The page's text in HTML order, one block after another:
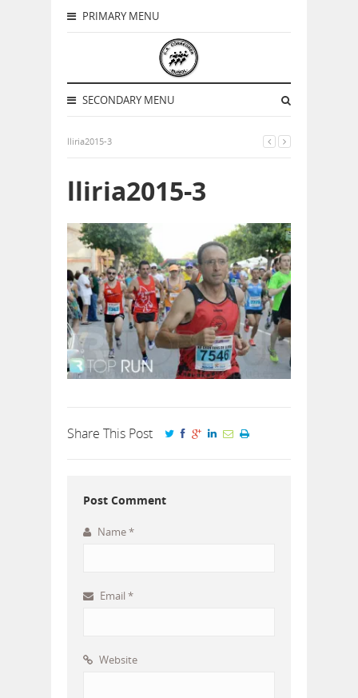
PRIMARY MENU
SECONDARY MENU
lliria2015-3
lliria2015-3
Share This Post
Post Comment
Name*
Email *
Website